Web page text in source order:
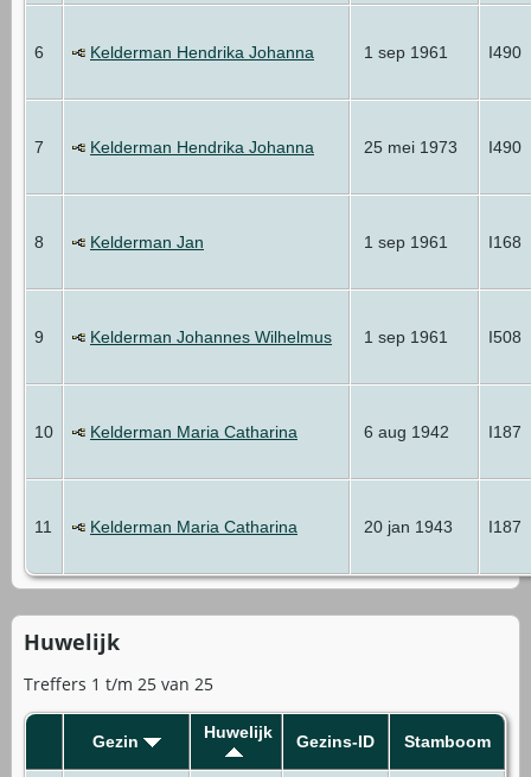
6 Kelderman Hendrika Johanna 1 sep 1961 I490
7 Kelderman Hendrika Johanna 25 mei 1973 I490
8 Kelderman Jan 1 sep 1961 I168
9 Kelderman Johannes Wilhelmus 1 sep 1961 I508
10 Kelderman Maria Catharina 6 aug 1942 I187
11 Kelderman Maria Catharina 20 jan 1943 I187
Huwelijk
Treffers 1 t/m 25 van 25
Gezin Huwelijk Gezins-ID Stamboom